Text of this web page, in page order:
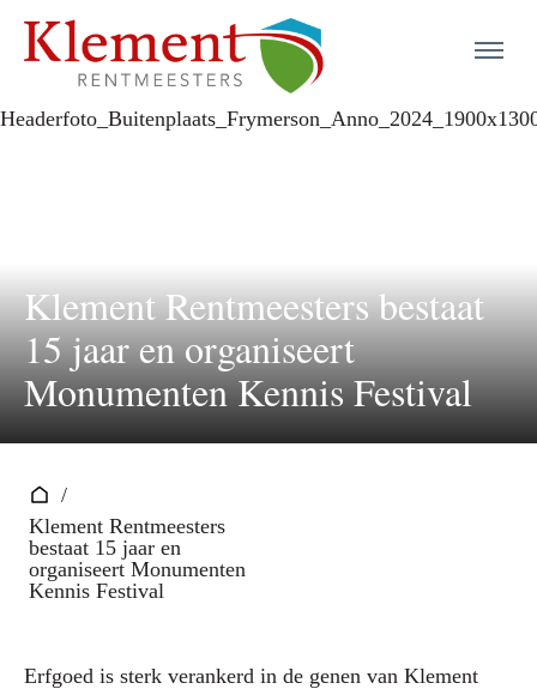
Klement Rentmeesters bestaat
15 jaar en organiseert
Monumenten Kennis Festival
/
Klement Rentmeesters
bestaat 15 jaar en
organiseert Monumenten
Kennis Festival
Erfgoed is sterk verankerd in de genen van Klement